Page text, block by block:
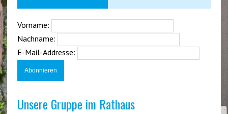
Vorname:
Nachname:
E-Mail-Addresse:
Unsere Gruppe im Rathaus